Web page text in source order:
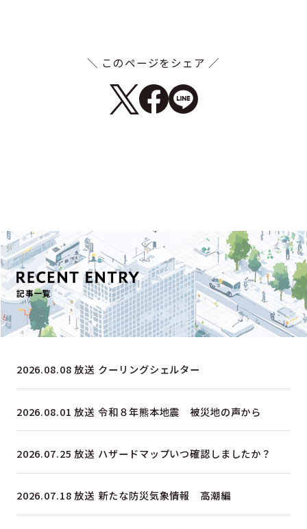
＼ このページをシェア ／
記事一覧
2026.08.08 放送 クーリングシェルター
2026.08.01 放送 令和８年熊本地震 被災地の声から
2026.07.25 放送 ハザードマップいつ確認しましたか？
2026.07.18 放送 新たな防災気象情報 高潮編